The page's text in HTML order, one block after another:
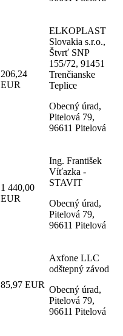
206,24
EUR
ELKOPLAST
Slovakia s.r.o.,
Štvrť SNP
155/72, 91451
Trenčianske
Teplice
Obecný úrad,
Pitelová 79,
96611 Pitelová
1 440,00
EUR
Ing. František
Víťazka -
STAVIT
Obecný úrad,
Pitelová 79,
96611 Pitelová
85,97 EUR
Axfone LLC
odštepný závod
Obecný úrad,
Pitelová 79,
96611 Pitelová